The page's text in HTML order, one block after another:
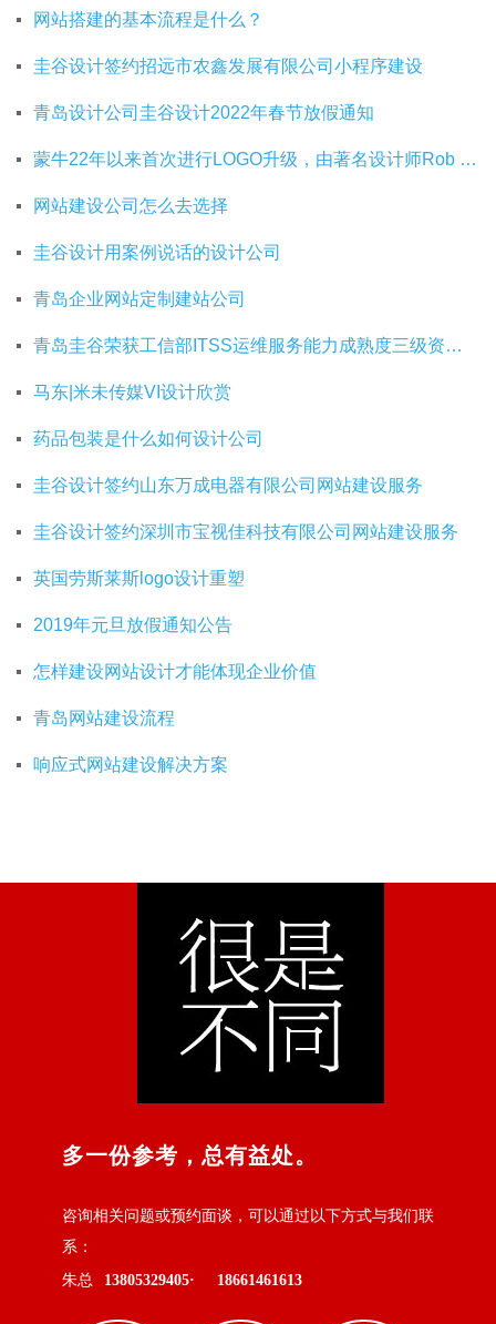
网站搭建的基本流程是什么？
圭谷设计签约招远市农鑫发展有限公司小程序建设
青岛设计公司圭谷设计2022年春节放假通知
蒙牛22年以来首次进行LOGO升级，由著名设计师Rob Janoff操刀
网站建设公司怎么去选择
圭谷设计用案例说话的设计公司
青岛企业网站定制建站公司
青岛圭谷荣获工信部ITSS运维服务能力成熟度三级资质证书
马东|米未传媒VI设计欣赏
药品包装是什么如何设计公司
圭谷设计签约山东万成电器有限公司网站建设服务
圭谷设计签约深圳市宝视佳科技有限公司网站建设服务
英国劳斯莱斯logo设计重塑
2019年元旦放假通知公告
怎样建设网站设计才能体现企业价值
青岛网站建设流程
响应式网站建设解决方案
多一份参考，总有益处。
咨询相关问题或预约面谈，可以通过以下方式与我们联
系：
朱总
13805329405· 18661461613